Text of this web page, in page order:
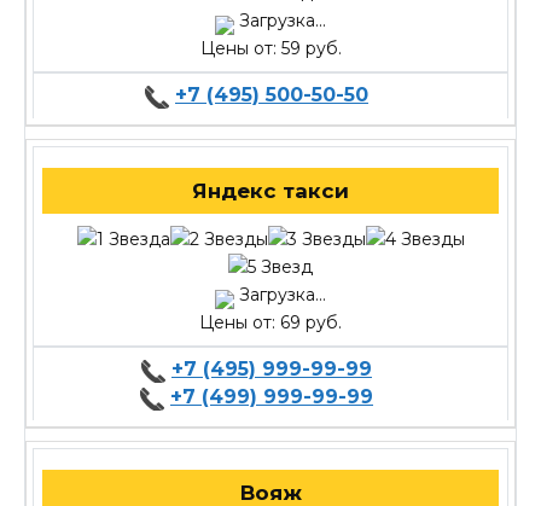
Загрузка...
Цены от: 59 руб.
+7 (495) 500-50-50
Яндекс такси
Загрузка...
Цены от: 69 руб.
+7 (495) 999-99-99
+7 (499) 999-99-99
Вояж